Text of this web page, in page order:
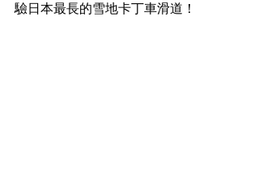
驗日本最長的雪地卡丁車滑道！